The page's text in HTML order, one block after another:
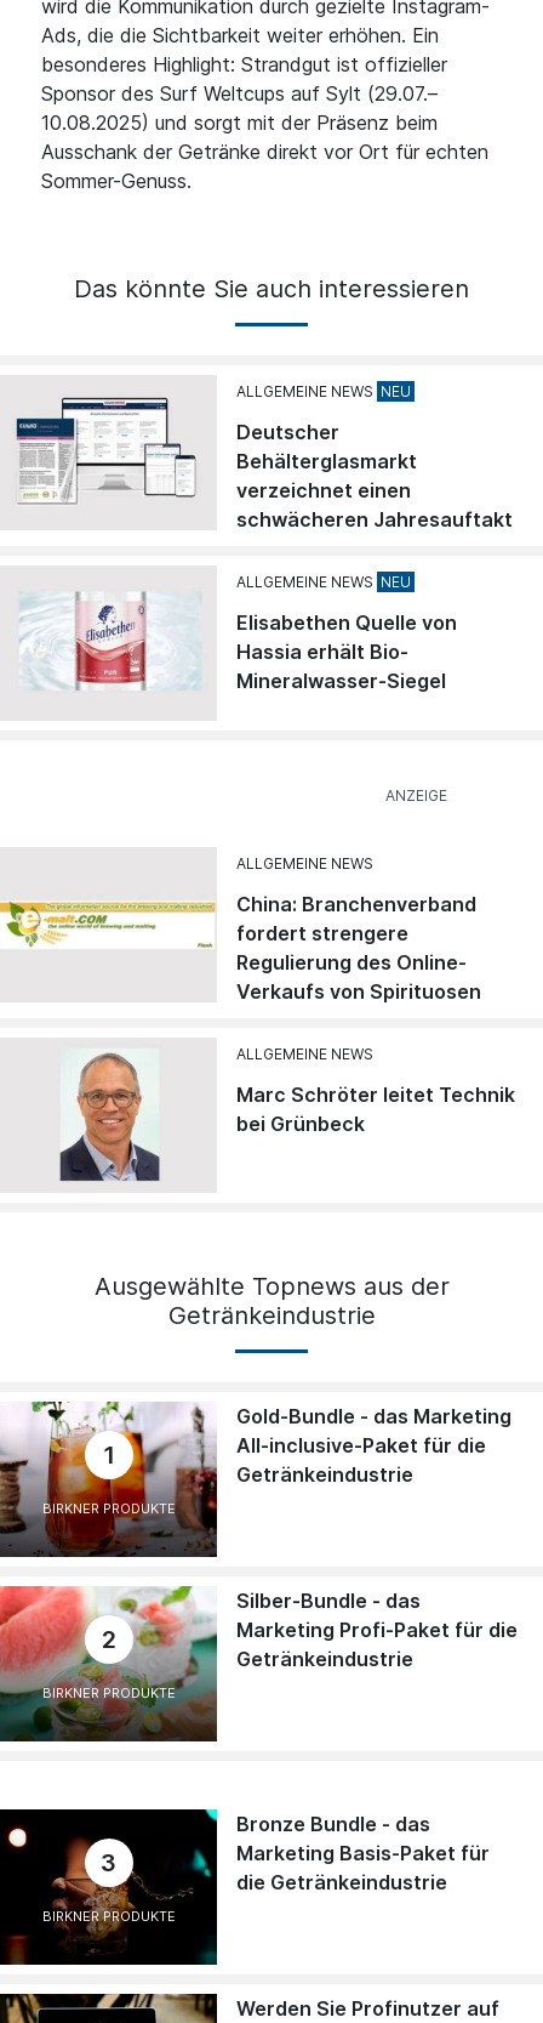
wird die Kommunikation durch gezielte Instagram-
Ads, die die Sichtbarkeit weiter erhöhen. Ein
besonderes Highlight: Strandgut ist offizieller
Sponsor des Surf Weltcups auf Sylt (29.07.–
10.08.2025) und sorgt mit der Präsenz beim
Ausschank der Getränke direkt vor Ort für echten
Sommer-Genuss.
Das könnte Sie auch interessieren
ALLGEMEINE NEWS
Deutscher
Behälterglasmarkt
verzeichnet einen
schwächeren Jahresauftakt
ALLGEMEINE NEWS
Elisabethen Quelle von
Hassia erhält Bio-
Mineralwasser-Siegel
ALLGEMEINE NEWS
China: Branchenverband
fordert strengere
Regulierung des Online-
Verkaufs von Spirituosen
ALLGEMEINE NEWS
Marc Schröter leitet Technik
bei Grünbeck
Ausgewählte Topnews aus der
Getränkeindustrie
1
BIRKNER PRODUKTE
Gold-Bundle - das Marketing
All-inclusive-Paket für die
Getränkeindustrie
2
BIRKNER PRODUKTE
Silber-Bundle - das
Marketing Profi-Paket für die
Getränkeindustrie
3
BIRKNER PRODUKTE
Bronze Bundle - das
Marketing Basis-Paket für
die Getränkeindustrie
Werden Sie Profinutzer auf